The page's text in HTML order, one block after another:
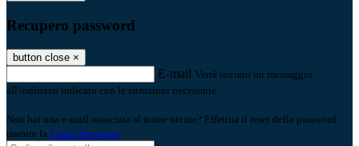
Recupero password
button close ×
E-mail Verrà inviato un messaggio
all'indirizzo indicato con le istruzioni necessarie.
Non hai una e-mail associata al nome utente? Effettua il reset della password
tramite la Login Spaggiari